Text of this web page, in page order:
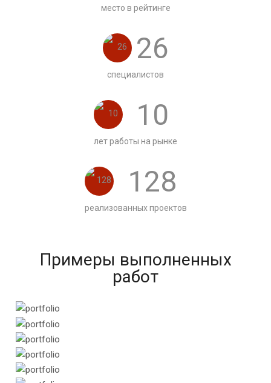
место в рейтинге
26
специалистов
10
лет работы на рынке
128
реализованных проектов
Примеры выполненных
работ